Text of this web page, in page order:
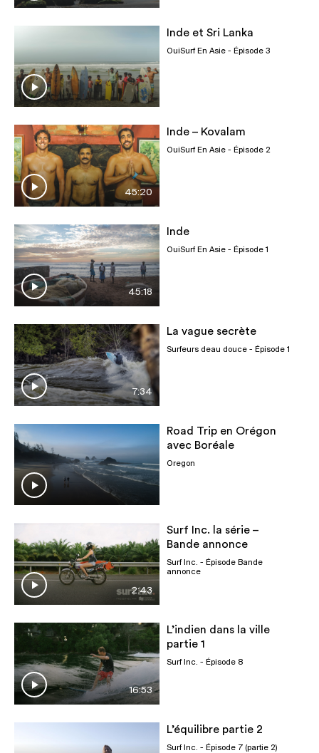
Inde et Sri Lanka
OuiSurf En Asie - Épisode 3
45:20
Inde – Kovalam
OuiSurf En Asie - Épisode 2
45:18
Inde
OuiSurf En Asie - Épisode 1
7:34
La vague secrète
Surfeurs deau douce - Épisode 1
Road Trip en Orégon
avec Boréale
Oregon
2:43
Surf Inc. la série –
Bande annonce
Surf Inc. - Épisode Bande
annonce
16:53
L’indien dans la ville
partie 1
Surf Inc. - Épisode 8
L’équilibre partie 2
Surf Inc. - Épisode 7 (partie 2)